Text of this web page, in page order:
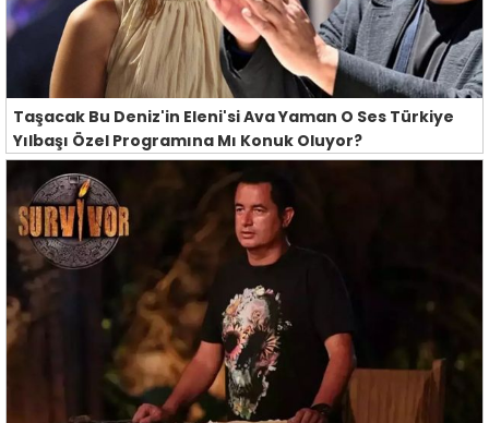
Taşacak Bu Deniz'in Eleni'si Ava Yaman O Ses Türkiye
Yılbaşı Özel Programına Mı Konuk Oluyor?